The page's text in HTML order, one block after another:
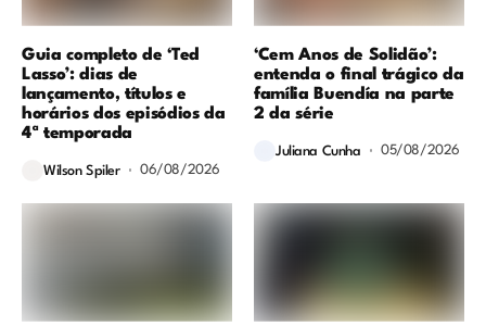
Guia completo de ‘Ted
Lasso’: dias de
lançamento, títulos e
horários dos episódios da
4ª temporada
Wilson Spiler 06/08/2026
‘Cem Anos de Solidão’:
entenda o final trágico da
família Buendía na parte
2 da série
Juliana Cunha 05/08/2026